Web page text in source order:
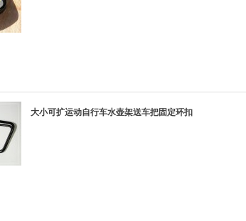
大小可扩运动自行车水壶架送车把固定环扣